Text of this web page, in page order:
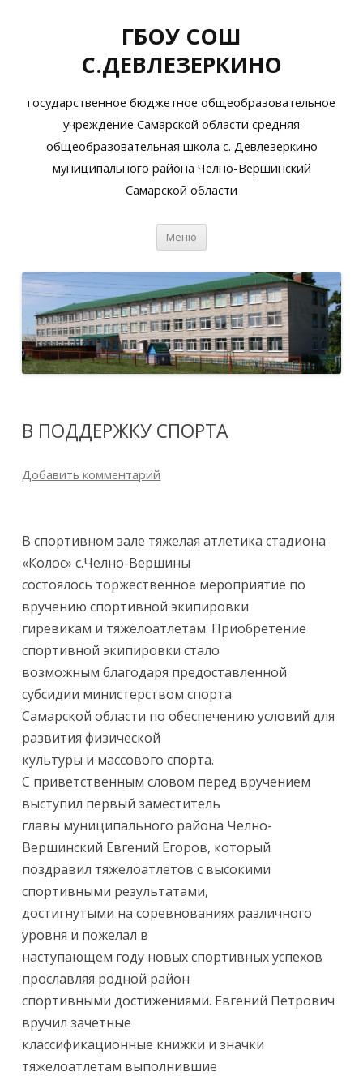
ГБОУ СОШ
С.ДЕВЛЕЗЕРКИНО
государственное бюджетное общеобразовательное
учреждение Самарской области средняя
общеобразовательная школа с. Девлезеркино
муниципального района Челно-Вершинский
Самарской области
Меню
В ПОДДЕРЖКУ СПОРТА
Добавить комментарий
В спортивном зале тяжелая атлетика стадиона
«Колос» с.Челно-Вершины
состоялось торжественное мероприятие по
вручению спортивной экипировки
гиревикам и тяжелоатлетам. Приобретение
спортивной экипировки стало
возможным благодаря предоставленной
субсидии министерством спорта
Самарской области по обеспечению условий для
развития физической
культуры и массового спорта.
С приветственным словом перед вручением
выступил первый заместитель
главы муниципального района Челно-
Вершинский Евгений Егоров, который
поздравил тяжелоатлетов с высокими
спортивными результатами,
достигнутыми на соревнованиях различного
уровня и пожелал в
наступающем году новых спортивных успехов
прославляя родной район
спортивными достижениями. Евгений Петрович
вручил зачетные
классификационные книжки и значки
тяжелоатлетам выполнившие